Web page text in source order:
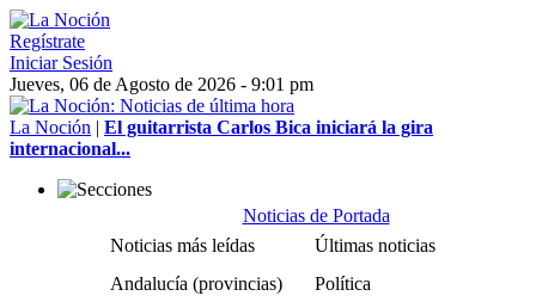
Regístrate
Iniciar Sesión
Jueves, 06 de Agosto de 2026 - 9:01 pm
La Noción | El guitarrista Carlos Bica iniciará la gira
internacional...
Noticias de Portada
Noticias más leídas
Últimas noticias
Andalucía (provincias)
Política